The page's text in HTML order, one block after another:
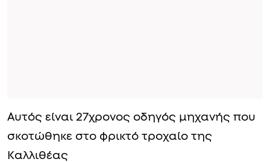
Αυτός είναι 27χρονος οδηγός μηχανής που
σκοτώθηκε στο φρικτό τροχαίο της
Καλλιθέας